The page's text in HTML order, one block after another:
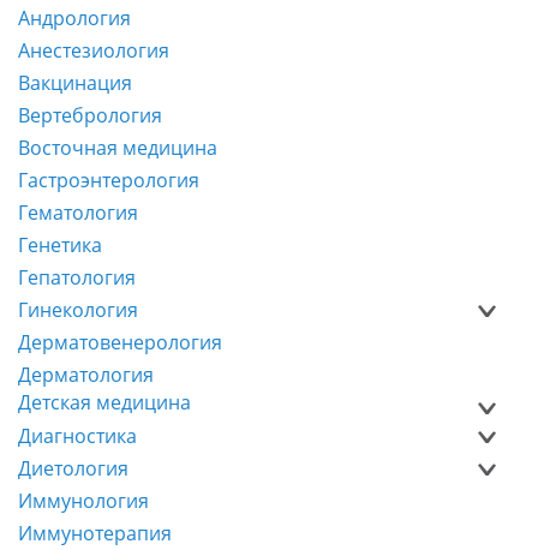
Андрология
Анестезиология
Вакцинация
Вертебрология
Восточная медицина
Гастроэнтерология
Гематология
Генетика
Гепатология
Гинекология
Дерматовенерология
Дерматология
Детская медицина
Диагностика
Диетология
Иммунология
Иммунотерапия